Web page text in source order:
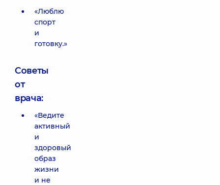
«Люблю
спорт
и
готовку.»
Советы
от
врача:
«Ведите
активный
и
здоровый
образ
жизни
и не